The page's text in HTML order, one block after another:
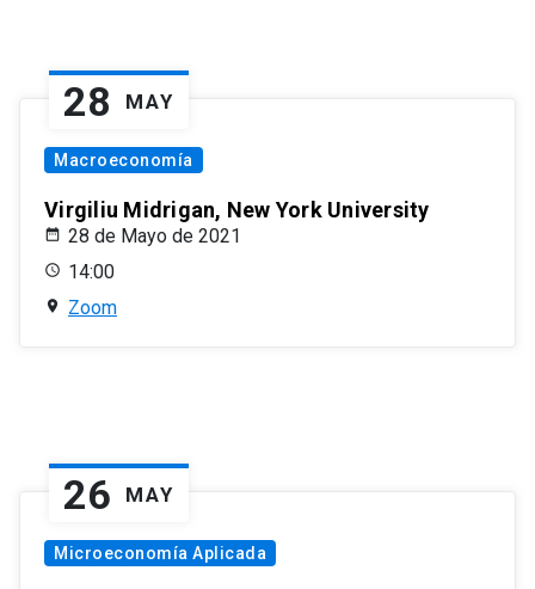
28 MAY
Macroeconomía
Virgiliu Midrigan, New York University
28 de Mayo de 2021
14:00
Zoom
26 MAY
Microeconomía Aplicada